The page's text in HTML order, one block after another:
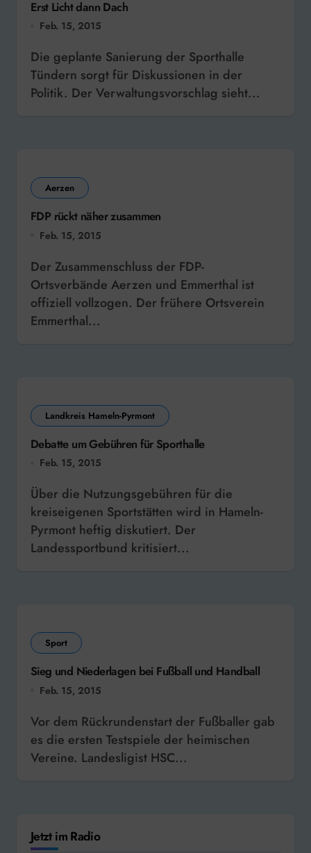
Erst Licht dann Dach
Feb. 15, 2015
Die geplante Sanierung der Sporthalle
Tündern sorgt für Diskussionen in der
Politik. Der Verwaltungsvorschlag sieht...
Aerzen
FDP rückt näher zusammen
Feb. 15, 2015
Der Zusammenschluss der FDP-
Ortsverbände Aerzen und Emmerthal ist
offiziell vollzogen. Der frühere Ortsverein
Emmerthal...
Landkreis Hameln-Pyrmont
Debatte um Gebühren für Sporthalle
Feb. 15, 2015
Über die Nutzungsgebühren für die
kreiseigenen Sportstätten wird in Hameln-
Pyrmont heftig diskutiert. Der
Landessportbund kritisiert...
Sport
Sieg und Niederlagen bei Fußball und Handball
Feb. 15, 2015
Vor dem Rückrundenstart der Fußballer gab
es die ersten Testspiele der heimischen
Vereine. Landesligist HSC...
Jetzt im Radio